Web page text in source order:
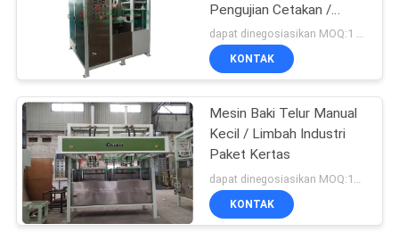
BERITA
SITEMAP
PRIVACY
POLICY
Mesin pembuatan
kemasan
16
63
Pengujian Cetakan /
Produk
dapat dinegosiasikan MOQ:1 UNIT
KONTAK
Mesin Baki Telur Manual
Kecil / Limbah Industri
Paket Kertas
dapat dinegosiasikan MOQ:1set
KONTAK